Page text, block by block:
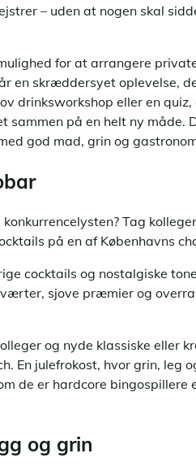
– uden at nogen skal
for at arrangere
en skræddersyet oplevelse,
drinksworkshop eller en
sammen på en helt ny måde.
god mad, grin og
Tag
på en af Københavns
cocktails og nostalgiske
sjove præmier og
og nyde klassiske eller
En julefrokost, hvor grin, leg
de er hardcore bingospillere
og grin